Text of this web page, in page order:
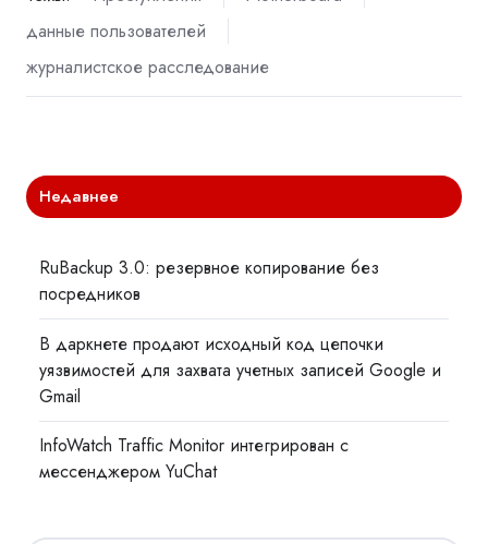
данные пользователей
журналистское расследование
Недавнее
RuBackup 3.0: резервное копирование без
посредников
В даркнете продают исходный код цепочки
уязвимостей для захвата учетных записей Google и
Gmail
InfoWatch Traffic Monitor интегрирован с
мессенджером YuChat